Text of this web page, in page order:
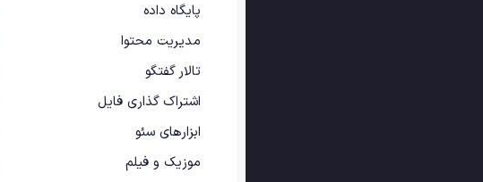
پایگاه داده
مدیریت محتوا
تالار گفتگو
اشتراک گذاری فایل
ابزارهای سئو
موزیک و فیلم